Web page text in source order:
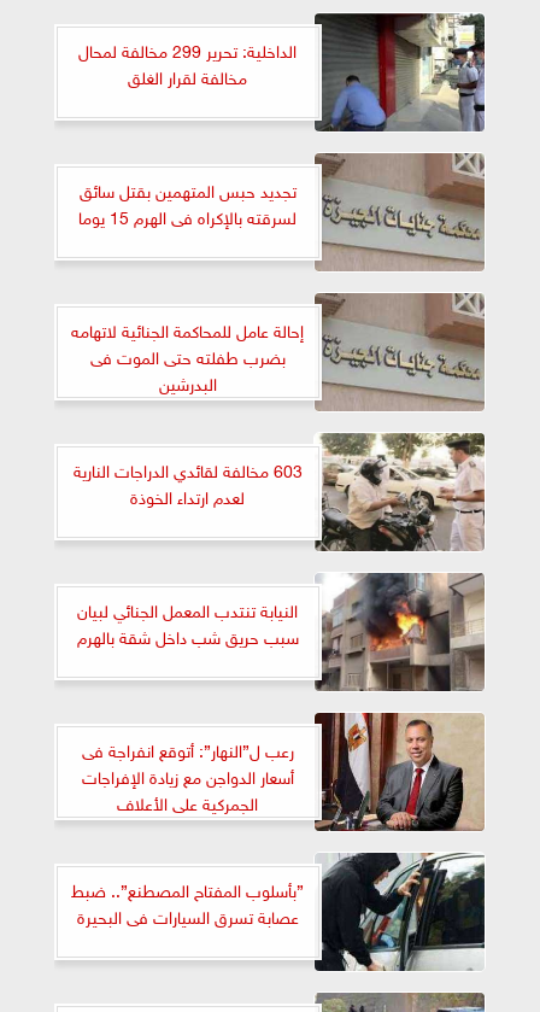
الداخلية: تحرير 299 مخالفة لمحال
مخالفة لقرار الغلق
تجديد حبس المتهمين بقتل سائق
لسرقته بالإكراه فى الهرم 15 يوما
إحالة عامل للمحاكمة الجنائية لاتهامه
بضرب طفلته حتى الموت فى
البدرشين
603 مخالفة لقائدي الدراجات النارية
لعدم ارتداء الخوذة
النيابة تنتدب المعمل الجنائي لبيان
سبب حريق شب داخل شقة بالهرم
رعب ل”النهار”: أتوقع انفراجة فى
أسعار الدواجن مع زيادة الإفراجات
الجمركية على الأعلاف
”بأسلوب المفتاح المصطنع”.. ضبط
عصابة تسرق السيارات فى البحيرة